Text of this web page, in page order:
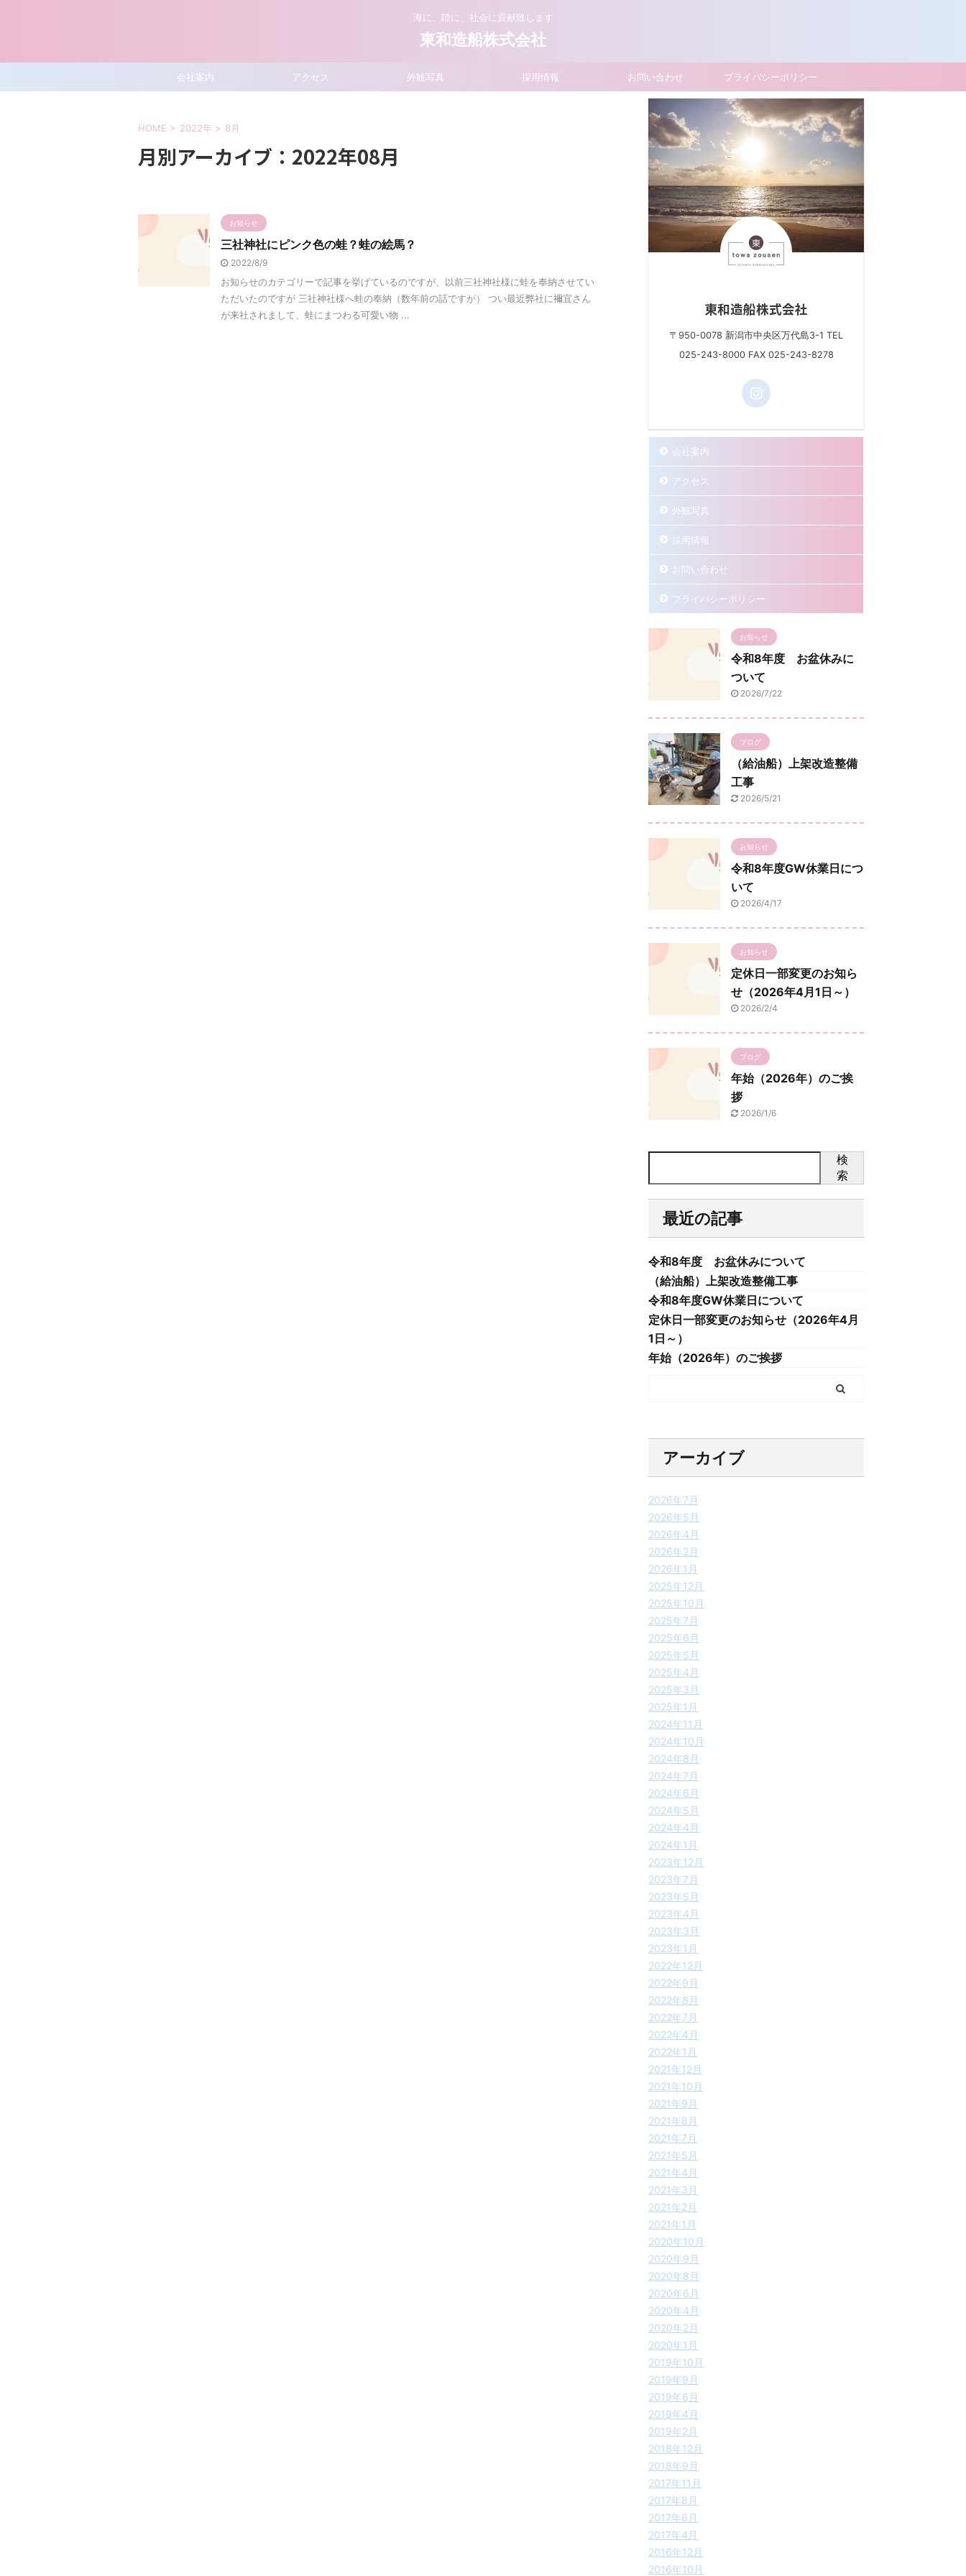
海に、陸に、社会に貢献致します
東和造船株式会社
会社案内 アクセス 外観写真 採用情報 お問い合わせ プライバシーポリシー
HOME > 2022年 > 8月
月別アーカイブ：2022年08月
お知らせ
三社神社にピンク色の蛙？蛙の絵馬？
2022/8/9
お知らせのカテゴリーで記事を挙げているのですが、以前三社神社様に蛙を奉納させてい
ただいたのですが 三社神社様へ蛙の奉納（数年前の話ですが） つい最近弊社に禰宜さん
が来社されまして、蛙にまつわる可愛い物 ...
東和造船株式会社
〒950-0078 新潟市中央区万代島3-1 TEL
025-243-8000 FAX 025-243-8278
会社案内
アクセス
外観写真
採用情報
お問い合わせ
プライバシーポリシー
お知らせ
令和8年度 お盆休みに
ついて
2026/7/22
ブログ
（給油船）上架改造整備
工事
2026/5/21
お知らせ
令和8年度GW休業日につ
いて
2026/4/17
お知らせ
定休日一部変更のお知ら
せ（2026年4月1日～）
2026/2/4
ブログ
年始（2026年）のご挨
拶
2026/1/6
検
索
最近の記事
令和8年度 お盆休みについて
（給油船）上架改造整備工事
令和8年度GW休業日について
定休日一部変更のお知らせ（2026年4月
1日～）
年始（2026年）のご挨拶
アーカイブ
2026年7月
2026年5月
2026年4月
2026年2月
2026年1月
2025年12月
2025年10月
2025年7月
2025年6月
2025年5月
2025年4月
2025年3月
2025年1月
2024年11月
2024年10月
2024年8月
2024年7月
2024年6月
2024年5月
2024年4月
2024年1月
2023年12月
2023年7月
2023年5月
2023年4月
2023年3月
2023年1月
2022年12月
2022年9月
2022年8月
2022年7月
2022年4月
2022年1月
2021年12月
2021年10月
2021年9月
2021年8月
2021年7月
2021年5月
2021年4月
2021年3月
2021年2月
2021年1月
2020年10月
2020年9月
2020年8月
2020年6月
2020年4月
2020年2月
2020年1月
2019年10月
2019年9月
2019年6月
2019年4月
2019年2月
2018年12月
2018年9月
2017年11月
2017年8月
2017年6月
2017年4月
2016年12月
2016年10月